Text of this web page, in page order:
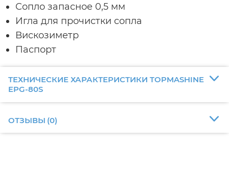
Сопло запасное 0,5 мм
Игла для прочистки сопла
Вискозиметр
Паспорт
ТЕХНИЧЕСКИЕ ХАРАКТЕРИСТИКИ TOPMASHINE
EPG-80S
ОТЗЫВЫ (0)